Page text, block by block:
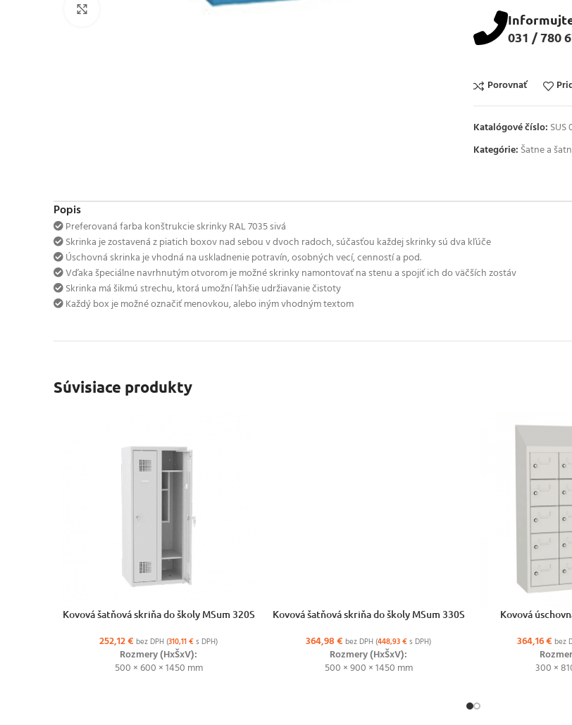
031 / 780
Porovnať
Katalógové číslo: SUS
Kategórie: Šatne a
Popis
Preferovaná farba konštrukcie skrinky RAL 7035 sivá
Skrinka je zostavená z piatich boxov nad sebou v dvoch radoch, súčasťou každej skrinky sú dva kľúče
Úschovná skrinka je vhodná na uskladnenie potravín, osobných vecí, cenností a pod.
Vďaka špeciálne navrhnutým otvorom je možné skrinky namontovať na stenu a spojiť ich do väčších zostáv
Skrinka má šikmú strechu, ktorá umožní ľahšie udržiavanie čistoty
Každý box je možné označiť menovkou, alebo iným vhodným textom
Súvisiace produkty
VÝBER MOŽNOSTÍ
Kovová šatňová skriňa do školy MSum 320S
252,12€ bez DPH (310,11€s DPH)
Rozmery (HxŠxV):
500 × 600 × 1450 mm
VÝBER MOŽNOSTÍ
Kovová šatňová skriňa do školy MSum 330S
364,98€ bez DPH (448,93€s DPH)
Rozmery (HxŠxV):
500 × 900 × 1450 mm
VÝBER MOŽNOSTÍ
Kovová
364,16€ bez
300 ×